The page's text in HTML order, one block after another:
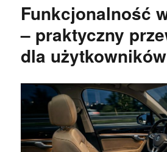
Funkcjonalność
– praktyczny
dla